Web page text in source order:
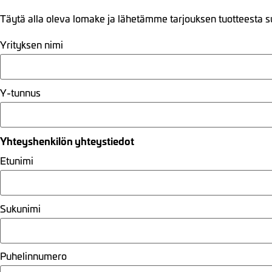
Täytä alla oleva lomake ja lähetämme tarjouksen tuotteesta
Yrityksen nimi
Y-tunnus
Yhteyshenkilön yhteystiedot
Etunimi
Sukunimi
Puhelinnumero